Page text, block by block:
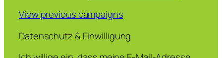
View previous campaigns
Datenschutz & Einwilligung